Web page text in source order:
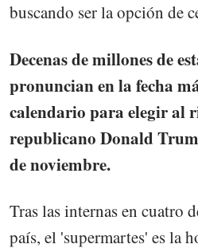
buscando ser la opción de
Decenas de millones de
pronuncian en la fecha
calendario para elegir al
republicano Donald
de noviembre.
Tras las internas en cuatro
país, el 'supermartes' es la